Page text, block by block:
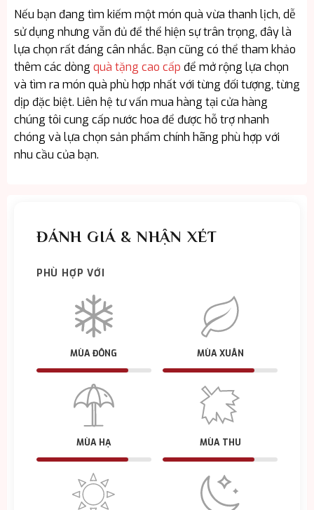
Nếu bạn đang tìm kiếm một món quà vừa thanh lịch, dễ
sử dụng nhưng vẫn đủ để thể hiện sự trân trọng, đây là
lựa chọn rất đáng cân nhắc. Bạn cũng có thể tham khảo
thêm các dòng quà tặng cao cấp để mở rộng lựa chọn
và tìm ra món quà phù hợp nhất với từng đối tượng, từng
dịp đặc biệt. Liên hệ tư vấn mua hàng tại cửa hàng
chúng tôi cung cấp nước hoa để được hỗ trợ nhanh
chóng và lựa chọn sản phẩm chính hãng phù hợp với
nhu cầu của bạn.
ĐÁNH GIÁ & NHẬN XÉT
PHÙ HỢP VỚI
MÙA ĐÔNG MÙA XUÂN
MÙA HẠ MÙA THU